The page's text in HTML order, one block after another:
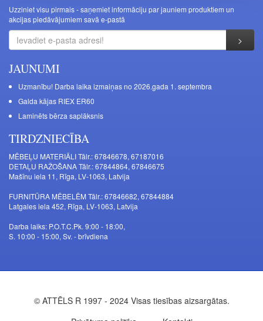
Uzziniet visu pirmais - saņemiet informāciju par jauniem produktiem un
akcijas piedāvājumiem savā e-pastā
JAUNUMI
Uzmanību! Darba laika izmaiņas no 2026.gada 1. septembra
Galda kājas RIEX ER60
Laminēts bērza saplāksnis
TIRDZNIECĪBA
MĒBEĻU MATERIĀLI Tālr.: 67846678, 67187016
DETAĻU RAŽOŠANA Tālr.: 67844864, 67846675
Mašīnu iela 11, Rīga, LV-1063, Latvija
FURNITŪRA MĒBELĒM Tālr.: 67846682, 67844884
Latgales iela 452, Rīga, LV-1063, Latvija
Darba laiks: P.O.T.C.Pk. 9:00 - 18:00,
S. 10:00 - 15:00, Sv. - brīvdiena
© ATTĒLS R 1997 - 2024 Visas tiesības aizsargātas.